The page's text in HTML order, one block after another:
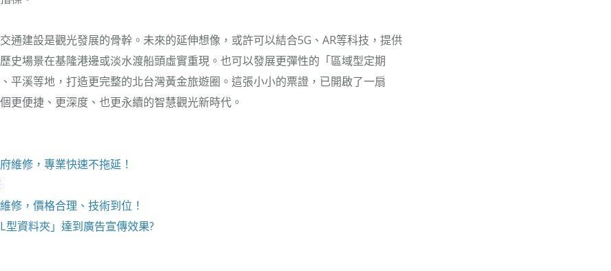
通建設是觀光發展的骨幹。未來的延伸想像，或許可以結合5G、AR等科技，提供
史場景在基隆港邊或淡水渡船頭虛實重現。也可以發展更彈性的「區域型定期
平溪等地，打造更完整的北台灣黃金旅遊圈。這張小小的票證，已開啟了一扇
更便捷、更深度、也更永續的智慧觀光新時代。
維修，專業快速不拖延！
修，價格合理、技術到位！
L型資料夾」達到廣告宣傳效果?